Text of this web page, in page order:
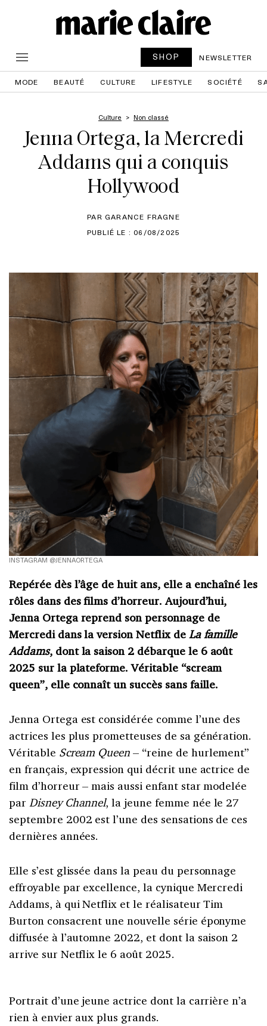
SHOP NEWSLETTER
MODE BEAUTÉ CULTURE LIFESTYLE SOCIÉTÉ
Culture Non classé
Jenna Ortega, la Mercredi
Addams qui a conquis
Hollywood
PAR GARANCE FRAGNE
PUBLIÉ LE : 06/08/2025
INSTAGRAM @JENNAORTEGA
Repérée dès l’âge de huit ans, elle a enchaîné les
rôles dans des films d’horreur. Aujourd’hui,
Jenna Ortega reprend son personnage de
Mercredi dans la version Netflix de La famille
Addams, dont la saison 2 débarque le 6 août
2025 sur la plateforme. Véritable “scream
queen”, elle connaît un succès sans faille.
Jenna Ortega est considérée comme l’une des
actrices les plus prometteuses de sa génération.
Véritable Scream Queen – “reine de hurlement”
en français, expression qui décrit une actrice de
film d’horreur – mais aussi enfant star modelée
par Disney Channel, la jeune femme née le 27
septembre 2002 est l’une des sensations de ces
dernières années.
Elle s’est glissée dans la peau du personnage
effroyable par excellence, la cynique Mercredi
Addams, à qui Netflix et le réalisateur Tim
Burton consacrent une nouvelle série éponyme
diffusée à l’automne 2022, et dont la saison 2
arrive sur Netflix le 6 août 2025.
Portrait d’une jeune actrice dont la carrière n’a
rien à envier aux plus grands.